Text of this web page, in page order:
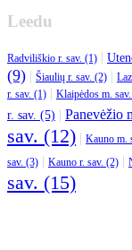
Leedu
Radviliškio r. sav. (1)
(9)
Šiaulių r. sav. (2)
r. sav. (1)
Klaipėdos m.
r. sav. (5)
Panevėžio
sav. (12)
Kauno m.
sav. (3)
Kauno r. sav. (2)
sav. (15)